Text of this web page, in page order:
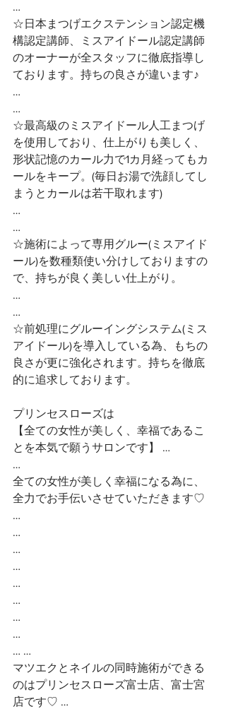
…
☆日本まつげエクステンション認定機
構認定講師、ミスアイドール認定講師
のオーナーが全スタッフに徹底指導し
ております。持ちの良さが違います♪
…
…
☆最高級のミスアイドール人工まつげ
を使用しており、仕上がりも美しく、
形状記憶のカール力で1カ月経ってもカ
ールをキープ。(毎日お湯で洗顔してし
まうとカールは若干取れます)
…
…
☆施術によって専用グルー(ミスアイド
ール)を数種類使い分けしておりますの
で、持ちが良く美しい仕上がり。
…
…
☆前処理にグルーイングシステム(ミス
アイドール)を導入している為、もちの
良さが更に強化されます。持ちを徹底
的に追求しております。
プリンセスローズは
【全ての女性が美しく、幸福であるこ
とを本気で願うサロンです】 …
…
全ての女性が美しく幸福になる為に、
全力でお手伝いさせていただきます♡
…
…
…
…
…
…
…
…
… …
マツエクとネイルの同時施術ができる
のはプリンセスローズ富士店、富士宮
店です♡ …